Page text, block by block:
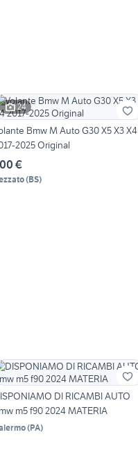
24
Bmw M Auto G30 X5 X3 X4
2025 Original
€
(BS)
DI RICAMBI AUTO
m5 f90 2024 MATERIA
(PA)